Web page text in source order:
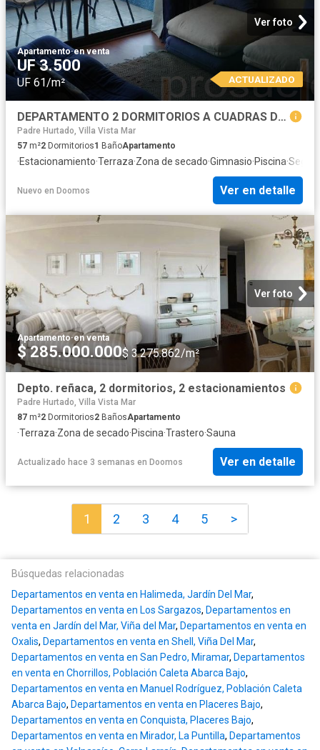
Ver foto
Apartamento·en venta
UF 3.500
UF 61/m² ACTUALIZADO
DEPARTAMENTO 2 DORMITORIOS A CUADRAS DE LA PLAYA DE REÑACA
Padre Hurtado, Villa Vista Mar
57 m²2 Dormitorios1 BañoApartamento
·Estacionamiento·Terraza·Zona de secado·Gimnasio·Piscina·
Nuevo en Doomos Ver en detalle
Ver foto
Apartamento·en venta
$ 285.000.000$ 3.275.862/m²
Depto. reñaca, 2 dormitorios, 2 estacionamientos
Padre Hurtado, Villa Vista Mar
87 m²2 Dormitorios2 BañosApartamento
·Terraza·Zona de secado·Piscina·Trastero·Sauna
Actualizado hace 3 semanas en Doomos Ver en detalle
1 2 3 4 5 >
Búsquedas relacionadas
Departamentos en venta en Halimeda, Jardín Del Mar,
Departamentos en venta en Los Sargazos, Departamentos en
venta en Jardín del Mar, Viña del Mar, Departamentos en venta en
Oxalis, Departamentos en venta en Shell, Viña Del Mar,
Departamentos en venta en San Pedro, Miramar, Departamentos
en venta en Chorrillos, Población Caleta Abarca Bajo,
Departamentos en venta en Manuel Rodríguez, Población Caleta
Abarca Bajo, Departamentos en venta en Placeres Bajo,
Departamentos en venta en Conquista, Placeres Bajo,
Departamentos en venta en Mirador, La Puntilla, Departamentos